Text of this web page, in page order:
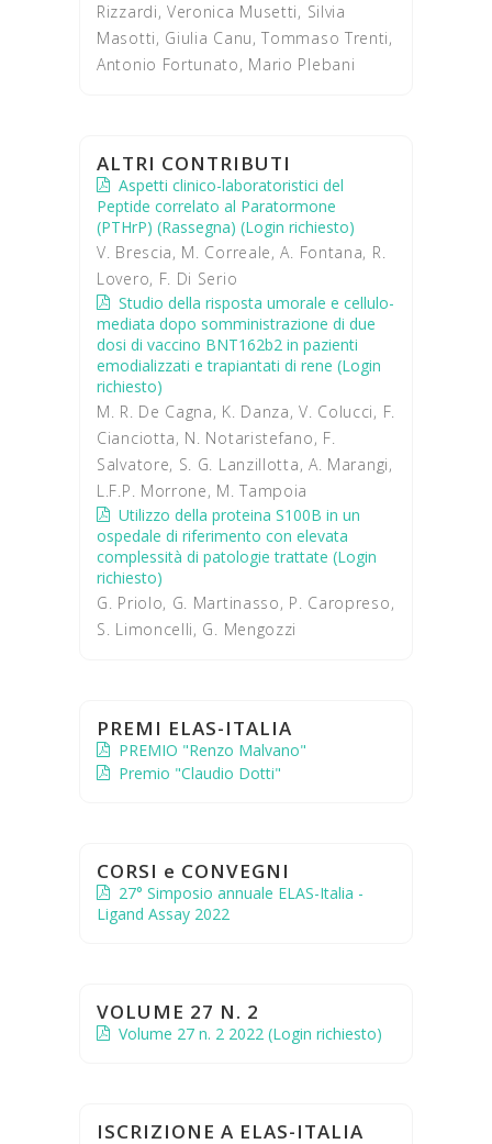
Rizzardi, Veronica Musetti, Silvia
Masotti, Giulia Canu, Tommaso Trenti,
Antonio Fortunato, Mario Plebani
ALTRI CONTRIBUTI
Aspetti clinico-laboratoristici del
Peptide correlato al Paratormone
(PTHrP) (Rassegna) (Login richiesto)
V. Brescia, M. Correale, A. Fontana, R.
Lovero, F. Di Serio
Studio della risposta umorale e cellulo-
mediata dopo somministrazione di due
dosi di vaccino BNT162b2 in pazienti
emodializzati e trapiantati di rene (Login
richiesto)
M. R. De Cagna, K. Danza, V. Colucci, F.
Cianciotta, N. Notaristefano, F.
Salvatore, S. G. Lanzillotta, A. Marangi,
L.F.P. Morrone, M. Tampoia
Utilizzo della proteina S100B in un
ospedale di riferimento con elevata
complessità di patologie trattate (Login
richiesto)
G. Priolo, G. Martinasso, P. Caropreso,
S. Limoncelli, G. Mengozzi
PREMI ELAS-ITALIA
PREMIO "Renzo Malvano"
Premio "Claudio Dotti"
CORSI e CONVEGNI
27° Simposio annuale ELAS-Italia -
Ligand Assay 2022
VOLUME 27 N. 2
Volume 27 n. 2 2022 (Login richiesto)
ISCRIZIONE A ELAS-ITALIA